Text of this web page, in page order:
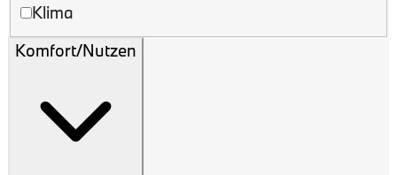
Klima
Komfort/Nutzen